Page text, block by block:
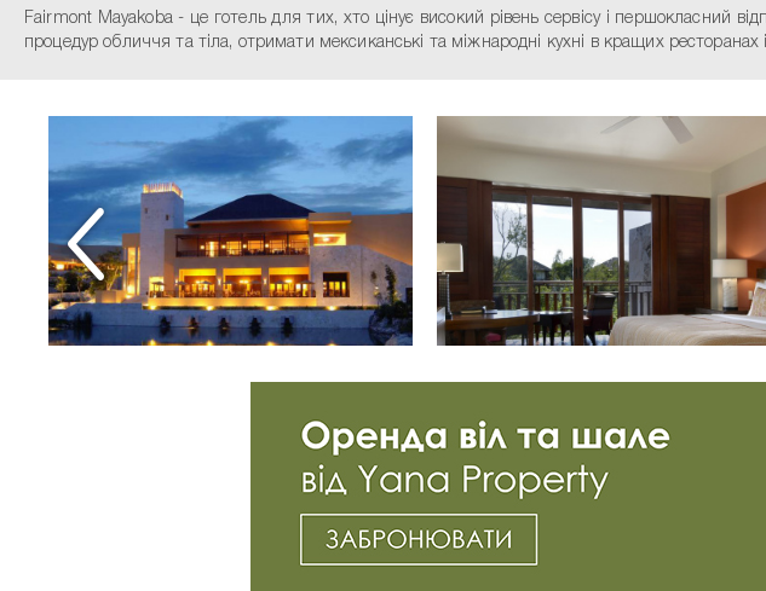
Fairmont Mayakoba - це готель для тих, хто цінує високий рівень сервісу і першокласний
процедур обличчя та тіла, отримати мексиканські та міжнародні кухні в кращих ресторанах